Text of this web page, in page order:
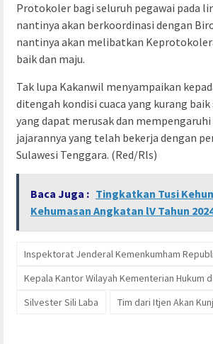
Protokoler bagi seluruh pegawai pada
nantinya akan berkoordinasi dengan
nantinya akan melibatkan
baik dan maju.
Tak lupa Kakanwil menyampaikan
ditengah kondisi cuaca yang kurang
yang dapat merusak dan
jajarannya yang telah bekerja dengan
Sulawesi Tenggara. (Red/Rls)
Baca Juga : Tingkatkan Tusi
Kehumasan Angkatan lV Tahun
Inspektorat Jenderal Kemenkumham
Kepala Kantor Wilayah Kementerian Hukum
Silvester Sili Laba
Tim dari Itjen Akan